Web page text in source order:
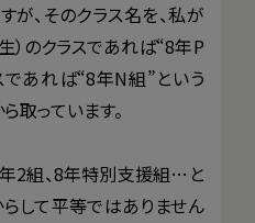
が、そのクラス名を、私が
）のクラスであれば“8年P
であれば“8年N組”という
取っています。
年2組、8年特別支援組…と
らして平等ではありません